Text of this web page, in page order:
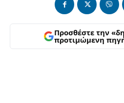
Προσθέστε την
προτιμώμενη